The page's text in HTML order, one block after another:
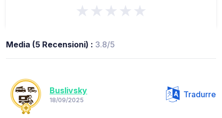
★★★★★
Media (5 Recensioni) : 3.8/5
Buslivsky
18/09/2025
Tradurre